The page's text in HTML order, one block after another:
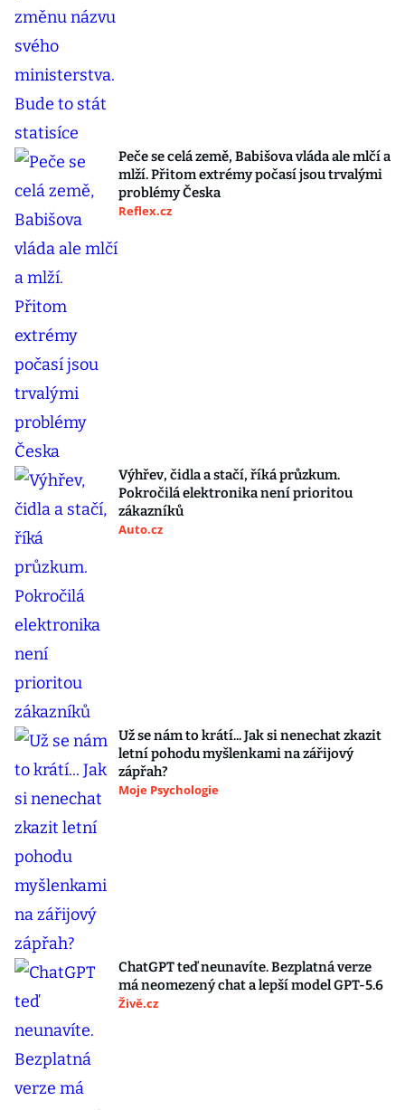
Peče se celá země, Babišova vláda ale mlčí a
mlží. Přitom extrémy počasí jsou trvalými
problémy Česka
Reflex.cz
Výhřev, čidla a stačí, říká průzkum.
Pokročilá elektronika není prioritou
zákazníků
Auto.cz
Už se nám to krátí... Jak si nenechat zkazit
letní pohodu myšlenkami na zářijový
zápřah?
Moje Psychologie
ChatGPT teď neunavíte. Bezplatná verze
má neomezený chat a lepší model GPT-5.6
Živě.cz